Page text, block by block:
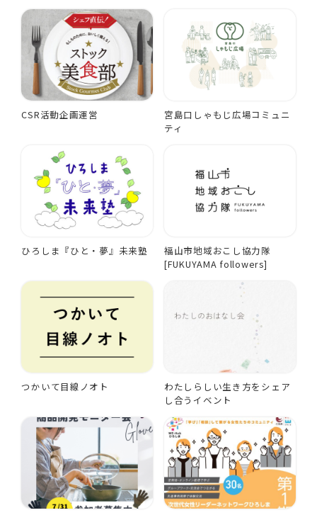
CSR活動企画運営
宮島口しゃもじ広場コミュニ
ティ
ひろしま『ひと・夢』未来塾
福山市地域おこし協力隊
[FUKUYAMA followers]
つかいて目線ノオト
わたしらしい生き方をシェア
し合うイベント